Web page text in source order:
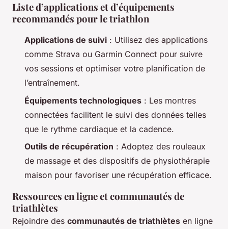
Liste d’applications et d’équipements
recommandés pour le triathlon
Applications de suivi : Utilisez des applications
comme Strava ou Garmin Connect pour suivre
vos sessions et optimiser votre planification de
l’entraînement.
Équipements technologiques : Les montres
connectées facilitent le suivi des données telles
que le rythme cardiaque et la cadence.
Outils de récupération : Adoptez des rouleaux
de massage et des dispositifs de physiothérapie
maison pour favoriser une récupération efficace.
Ressources en ligne et communautés de
triathlètes
Rejoindre des communautés de triathlètes en ligne